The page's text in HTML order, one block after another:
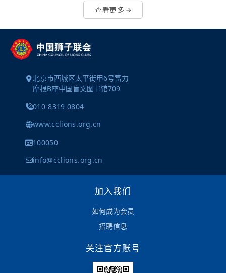
查看更多
北京市西城区太平街甲6号富力
摩根B座中国盲文图书馆709
010-8319 0804
www.cclions.org.cn
100050
info@cclions.org.cn
加入我们
如何成为会员
招聘信息
关注官方账号